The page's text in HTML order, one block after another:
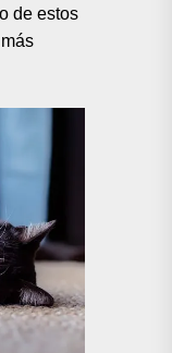
de estos